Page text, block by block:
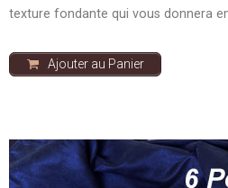
texture fondante qui vous donnera
Ajouter au Panier